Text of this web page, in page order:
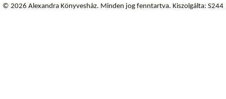
© 2026 Alexandra Könyvesház. Minden jog fenntartva. Kiszolgálta: S244